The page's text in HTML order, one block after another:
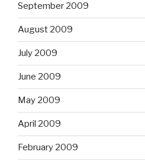
September 2009
August 2009
July 2009
June 2009
May 2009
April 2009
February 2009